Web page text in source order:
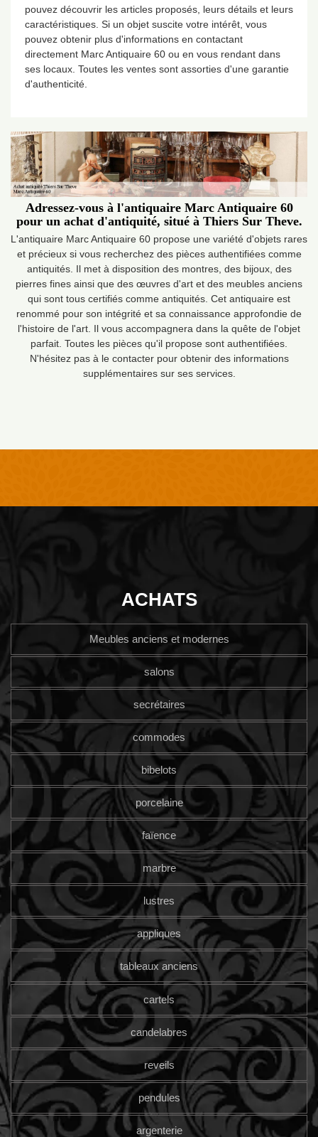
pouvez découvrir les articles proposés, leurs détails et leurs
caractéristiques. Si un objet suscite votre intérêt, vous
pouvez obtenir plus d'informations en contactant
directement Marc Antiquaire 60 ou en vous rendant dans
ses locaux. Toutes les ventes sont assorties d'une garantie
d'authenticité.
Adressez-vous à l'antiquaire Marc Antiquaire 60
pour un achat d'antiquité, situé à Thiers Sur Theve.
L'antiquaire Marc Antiquaire 60 propose une variété d'objets rares
et précieux si vous recherchez des pièces authentifiées comme
antiquités. Il met à disposition des montres, des bijoux, des
pierres fines ainsi que des œuvres d'art et des meubles anciens
qui sont tous certifiés comme antiquités. Cet antiquaire est
renommé pour son intégrité et sa connaissance approfondie de
l'histoire de l'art. Il vous accompagnera dans la quête de l'objet
parfait. Toutes les pièces qu'il propose sont authentifiées.
N'hésitez pas à le contacter pour obtenir des informations
supplémentaires sur ses services.
ACHATS
Meubles anciens et modernes
salons
secrétaires
commodes
bibelots
porcelaine
faïence
marbre
lustres
appliques
tableaux anciens
cartels
candelabres
reveils
pendules
argenterie